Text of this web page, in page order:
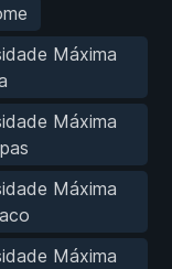
Máxima
Máxima
Máxima
Máxima